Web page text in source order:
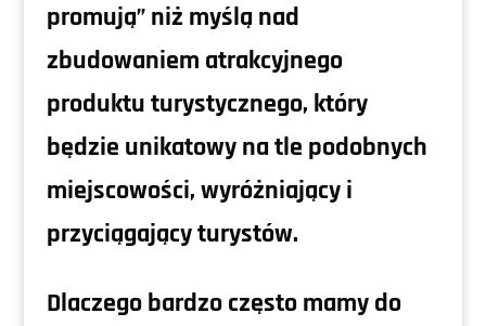
promują” niż myślą nad
zbudowaniem atrakcyjnego
produktu turystycznego, który
będzie unikatowy na tle podobnych
miejscowości, wyróżniający i
przyciągający turystów.
Dlaczego bardzo często mamy do